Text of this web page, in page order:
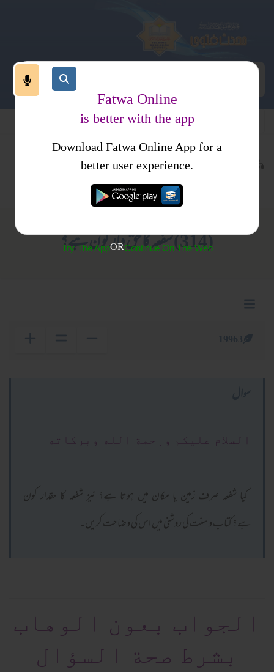
مالی معاملات
کتب فتاوی
فتاویٰ اصحاب الحدیث جلد 3
(314) شفعہ کا حق دار کون ہے؟
السلام عليكم ورحمة الله وبركاته
کیا شفعہ صرف زمین یا مکان میں ہوتا ہے؟ نیز شفعہ کا حقدار کون
ہے؟ کتاب و سنت کی روشنی میں اس کی وضاحت کریں۔
الجواب بعون الوهاب
بشرط صحة السؤال
Fatwa Online
is better with the app
Download Fatwa Online App for a
better user experience.
Try The AppORContinue On The Web